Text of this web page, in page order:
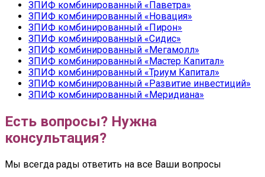
ЗПИФ комбинированный «Паветра»
ЗПИФ комбинированный «Новация»
ЗПИФ комбинированный «Пирон»
ЗПИФ комбинированный «Сидис»
ЗПИФ комбинированный «Мегамолл»
ЗПИФ комбинированный «Мастер Капитал»
ЗПИФ комбинированный «Триум Капитал»
ЗПИФ комбинированный «Развитие инвестиций»
ЗПИФ комбинированный «Меридиана»
Есть вопросы? Нужна
консультация?
Мы всегда рады ответить на все Ваши вопросы